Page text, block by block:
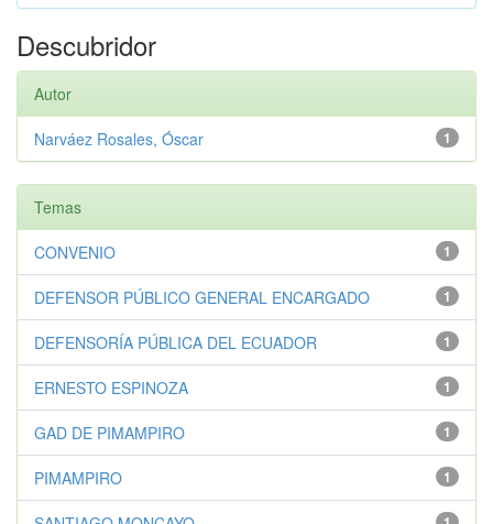
Descubridor
Autor
1
Narváez Rosales, Óscar
Temas
1
CONVENIO
1
DEFENSOR PÚBLICO GENERAL ENCARGADO
1
DEFENSORÍA PÚBLICA DEL ECUADOR
1
ERNESTO ESPINOZA
1
GAD DE PIMAMPIRO
1
PIMAMPIRO